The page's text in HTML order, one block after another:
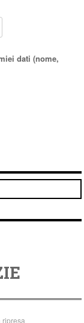
dati (nome,
ripresa